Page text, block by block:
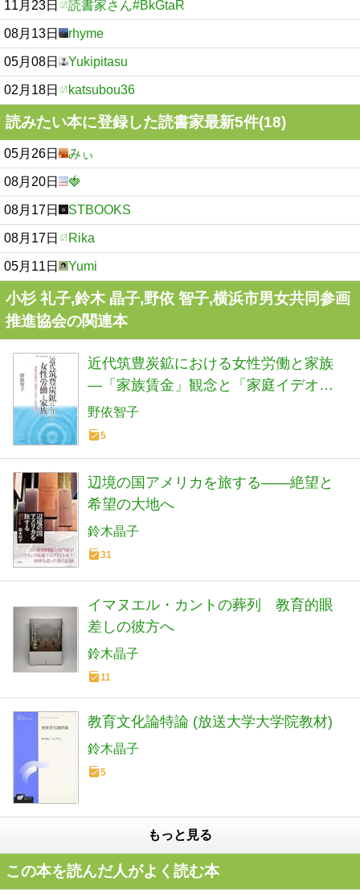
11月23日 読書家さん#BkGtaR
08月13日 rhyme
05月08日 Yukipitasu
02月18日 katsubou36
読みたい本に登録した読書家最新5件(18)
05月26日 みぃ
08月20日 🍓
08月17日 STBOOKS
08月17日 Rika
05月11日 Yumi
小杉 礼子,鈴木 晶子,野依 智子,横浜市男女共同参画
推進協会の関連本
近代筑豊炭鉱における女性労働と家族
―「家族賃金」観念と「家庭イデオロ
ギー」の形成過程―
野依智子
5
辺境の国アメリカを旅する――絶望と
希望の大地へ
鈴木晶子
31
イマヌエル・カントの葬列 教育的眼
差しの彼方へ
鈴木晶子
11
教育文化論特論 (放送大学大学院教材)
鈴木晶子
5
もっと見る
この本を読んだ人がよく読む本